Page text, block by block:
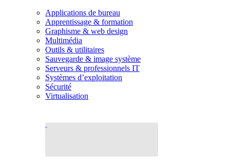
Applications de bureau
Apprentissage & formation
Graphisme & web design
Multimédia
Outils & utilitaires
Sauvegarde & image système
Serveurs & professionnels IT
Systèmes d’exploitation
Sécurité
Virtualisation